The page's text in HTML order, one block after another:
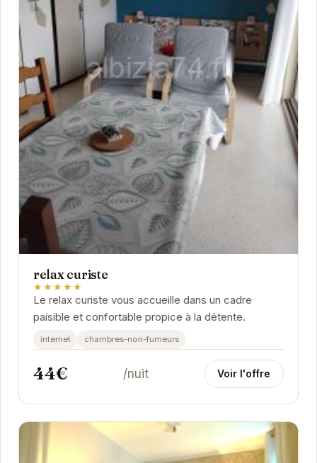
relax curiste
★★★★★
Le relax curiste vous accueille dans un cadre
paisible et confortable propice à la détente.
internet chambres-non-fumeurs
44€ /nuit Voir l'offre